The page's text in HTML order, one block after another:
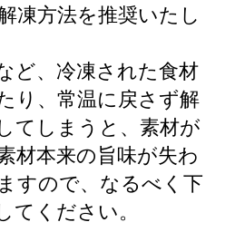
凍方法を推奨いたし
ど、冷凍された食材
り、常温に戻さず解
てしまうと、素材が
材本来の旨味が失わ
すので、なるべく下
てください。